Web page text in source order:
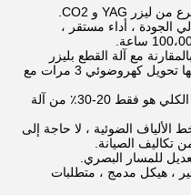
الجودة ، أداء مستقر ،
مع آلة القطع بليزر
CO2 ، فإن آلة القطع بليزر الألياف لديها تحويل كهروضوئي 3 مرات مع
5. التكلفة المنخفضة: استهلاك الطاقة الكلي هو فقط 20-30٪ من آلة
الألياف الضوئية ، لا حاجة إلى
تكاليف الصيانة.
، هيكل مدمج ، متطلبات